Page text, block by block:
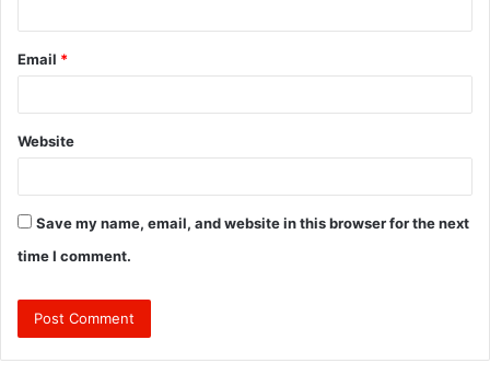
Email *
Website
Save my name, email, and website in this browser for the next
time I comment.